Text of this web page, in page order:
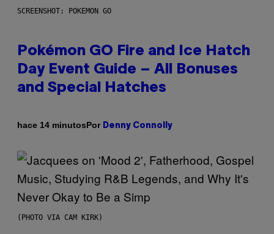
SCREENSHOT: POKEMON GO
Pokémon GO Fire and Ice Hatch
Day Event Guide – All Bonuses
and Special Hatches
hace 14 minutosPor Denny Connolly
(PHOTO VIA CAM KIRK)